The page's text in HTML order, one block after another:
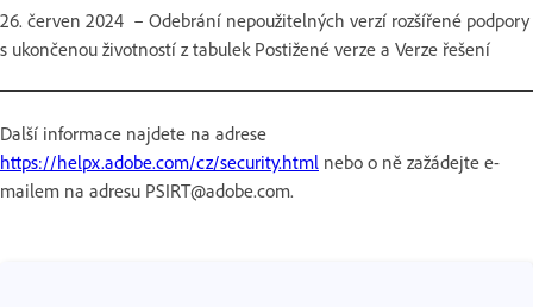
26. červen 2024 – Odebrání nepoužitelných verzí rozšířené podpory
s ukončenou životností z tabulek Postižené verze a Verze řešení
Další informace najdete na adrese
https://helpx.adobe.com/cz/security.html nebo o ně zažádejte e-
mailem na adresu PSIRT@adobe.com.